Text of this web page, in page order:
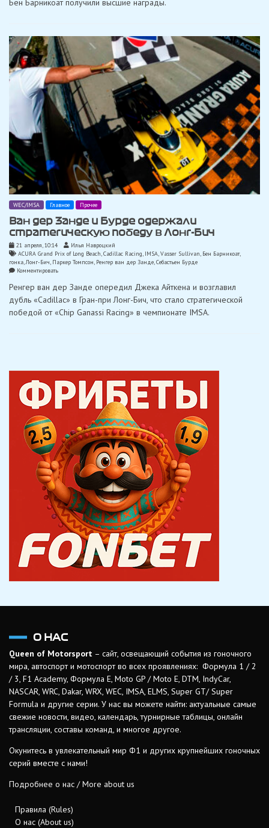
Лонг-
мой
первый
городской
опыт
на
Lexus»
Бен Барникоат получили высшие награды.
WEC/IMSA Главное Прочее
Ван дер Занде и Бурде одержали
стратегическую победу в Лонг-Бич
21 апреля, 10:14
Илья Навроцкий
ACURA Grand Prix of Long Beach Cadillac Racing IMSA Vasser Sullivan Бен Барникоат,
гонка Лонг-Бич Паркер Томпсон Ренгер ван дер Занде Себастьен Бурде
Комментироватьon
дер
и
Бурде
Ренгер ван дер Занде опередил Джека Айткена и возглавил
дубль «Cadillac» в Гран-при Лонг-Бич, что стало стратегической
победой от «Chip Ganassi Racing» в чемпионате IMSA.
О НАС
Queen of Motorsport – сайт, освещающий события из гоночного
мира, автоспорт и мотоспорт во всех проявлениях: Формула 1 / 2
/ 3, F1 Academy, Формула Е, Moto GP / Moto E, DTM, IndyCar,
NASCAR, WRC, Dakar, WRX, WEC, IMSA, ELMS, Super GT/ Super
Formula и другие серии. У нас вы можете найти: актуальные самые
свежие новости, видео, календарь, турнирные таблицы, онлайн
трансляции, составы команд, и многое другое.
Окунитесь в увлекательный мир Ф1 и других крупнейших гоночных
серий вместе с нами!
Подробнее о нас / More about us
Правила (Rules)
О нас (About us)